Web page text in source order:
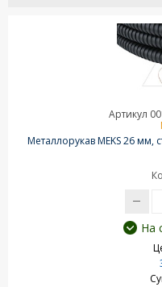
Артикул
Металлорукав MEKS 26 мм,
На